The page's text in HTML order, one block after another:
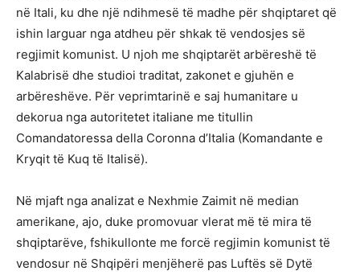
në Itali, ku dhe një ndihmesë të madhe për shqiptaret që
ishin larguar nga atdheu për shkak të vendosjes së
regjimit komunist. U njoh me shqiptarët arbëreshë të
Kalabrisë dhe studioi traditat, zakonet e gjuhën e
arbëreshëve. Për veprimtarinë e saj humanitare u
dekorua nga autoritetet italiane me titullin
Comandatoressa della Coronna d’Italia (Komandante e
Kryqit të Kuq të Italisë).
Në mjaft nga analizat e Nexhmie Zaimit në median
amerikane, ajo, duke promovuar vlerat më të mira të
shqiptarëve, fshikullonte me forcë regjimin komunist të
vendosur në Shqipëri menjëherë pas Luftës së Dytë